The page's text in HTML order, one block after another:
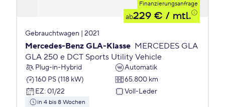
Finanzierungsanfrage
ab229 € / mtl.
Gebrauchtwagen | 2021
Mercedes-Benz GLA-Klasse MERCEDES GLA
GLA 250 e DCT Sports Utility Vehicle
Plug-in-Hybrid
Automatik
160 PS (118 kW)
65.800 km
EZ: 01/22 Voll-Leder
in 4 bis 8 Wochen